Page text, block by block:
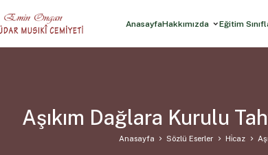
AnasayfaHakkımızda Eğitim
Aşıkım Dağlara Kurulu
Anasayfa Sözlü Eserler Hi̇caz